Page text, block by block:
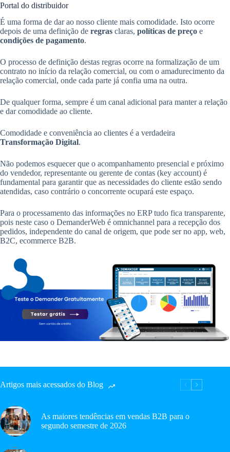
Portal do distribuidor
É uma forma de dar ao nosso cliente mais comodidade. Isto ocorre
depois de uma definição de regras claras, políticas de preço e
condições de pagamento.
O processo de definição destas regras ocorre na formalização de um
contrato no início da relação comercial, ou com o amadurecimento da
relação comercial, onde cada parte já confia uma na outra.
De qualquer forma, sempre é um canal adicional para manter a relação
e dar comodidade ao cliente.
Comodidade e conveniência ao clientes é a verdadeira
Transformação Digital.
Não podemos esquecer que o acompanhamento presencial e próximo
do vendedor, representante ou gerente de contas (key account) é
fundamental para garantir que as necessidades do cliente estão sendo
atendidas, caso contrário o concorrente ocupará este espaço.
Para o processamento das informações no ERP tudo fica transparente,
pois neste caso o DemanderWeb é omnichannel para a recepção dos
pedidos, independente do canal de origem, que pode ser no app, web,
B2C, ecommerce B2B.
Artigos mais acessados do Blog
As maiores tendências em vendas B2B para o
segundo semestre de 2026